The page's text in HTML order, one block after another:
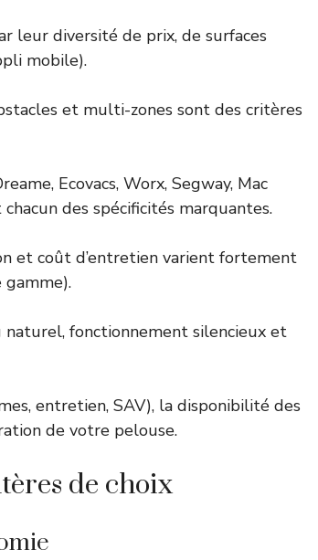
leur diversité de prix, de surfaces
mobile).
et multi-zones sont des critères
Ecovacs, Worx, Segway, Mac
des spécificités marquantes.
et coût d’entretien varient fortement
naturel, fonctionnement silencieux et
entretien, SAV), la disponibilité des
de votre pelouse.
de choix